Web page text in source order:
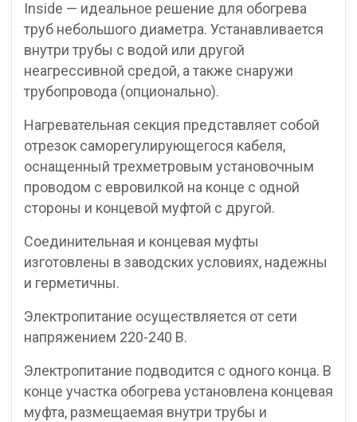
Inside — идеальное решение для обогрева
труб небольшого диаметра. Устанавливается
внутри трубы с водой или другой
неагрессивной средой, а также снаружи
трубопровода (опционально).
Нагревательная секция представляет собой
отрезок саморегулирующегося кабеля,
оснащенный трехметровым установочным
проводом с евровилкой на конце с одной
стороны и концевой муфтой с другой.
Соединительная и концевая муфты
изготовлены в заводских условиях, надежны
и герметичны.
Электропитание осуществляется от сети
напряжением 220-240 В.
Электропитание подводится с одного конца. В
конце участка обогрева установлена концевая
муфта, размещаемая внутри трубы и